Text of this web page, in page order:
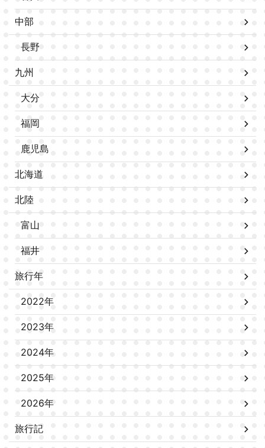
中部
長野
九州
大分
福岡
鹿児島
北海道
北陸
富山
福井
旅行年
2022年
2023年
2024年
2025年
2026年
旅行記